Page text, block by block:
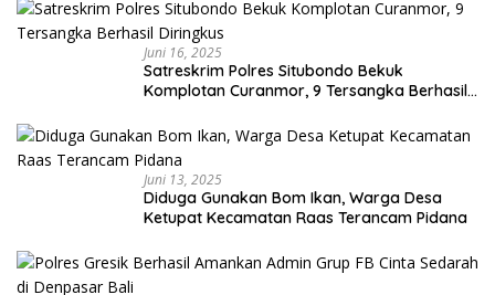
Juni 16, 2025
Satreskrim Polres Situbondo Bekuk
Komplotan Curanmor, 9 Tersangka Berhasil
Juni 13, 2025
Diduga Gunakan Bom Ikan, Warga Desa
Ketupat Kecamatan Raas Terancam Pidana